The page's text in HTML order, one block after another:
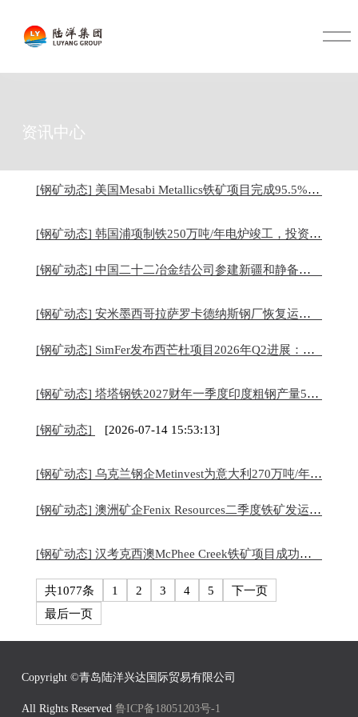
O
p
n
资讯中心
[钢矿动态] 美国Mesabi Metallics铁矿项目完成95.5%，首条生产线拟7—8月调试
[钢矿动态] 韩国浦项制铁250万吨/年电炉竣工，投资6000亿韩元
[钢矿动态] 中国二十二冶金结公司参建新疆和静备战铁矿选厂改扩建项目进展顺利
[钢矿动态] 安米墨西哥拉萨罗卡德纳斯钢厂恢复运营，此前电炉受供电中断影响
[钢矿动态] SimFer发布西芒杜项目2026年Q2进展：矿区整体完工率74%
[钢矿动态] 塔塔钢铁2027财年一季度印度粗钢产量582万吨，同比增长11%
[钢矿动态] [2026-07-14 15:53:13]
[钢矿动态] 乌克兰钢企Metinvest为意大利270万吨/年Piombino绿色钢铁项目寻找新投资者
[钢矿动态] 澳洲矿企Fenix Resources二季度铁矿发运创纪录，新财年销量目标再提14%
[钢矿动态] 汉考克西澳McPhee Creek铁矿项目成功产出首批铁矿石
共1077条 1 2 3 4 5
下一页
最后一页
Copyright ©青岛陆洋兴达国际贸易有限公司
All Rights Reserved 鲁ICP备18051203号-1